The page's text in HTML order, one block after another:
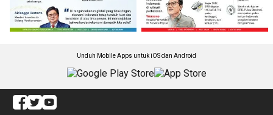
Unduh Mobile Apps untuk iOS dan Android